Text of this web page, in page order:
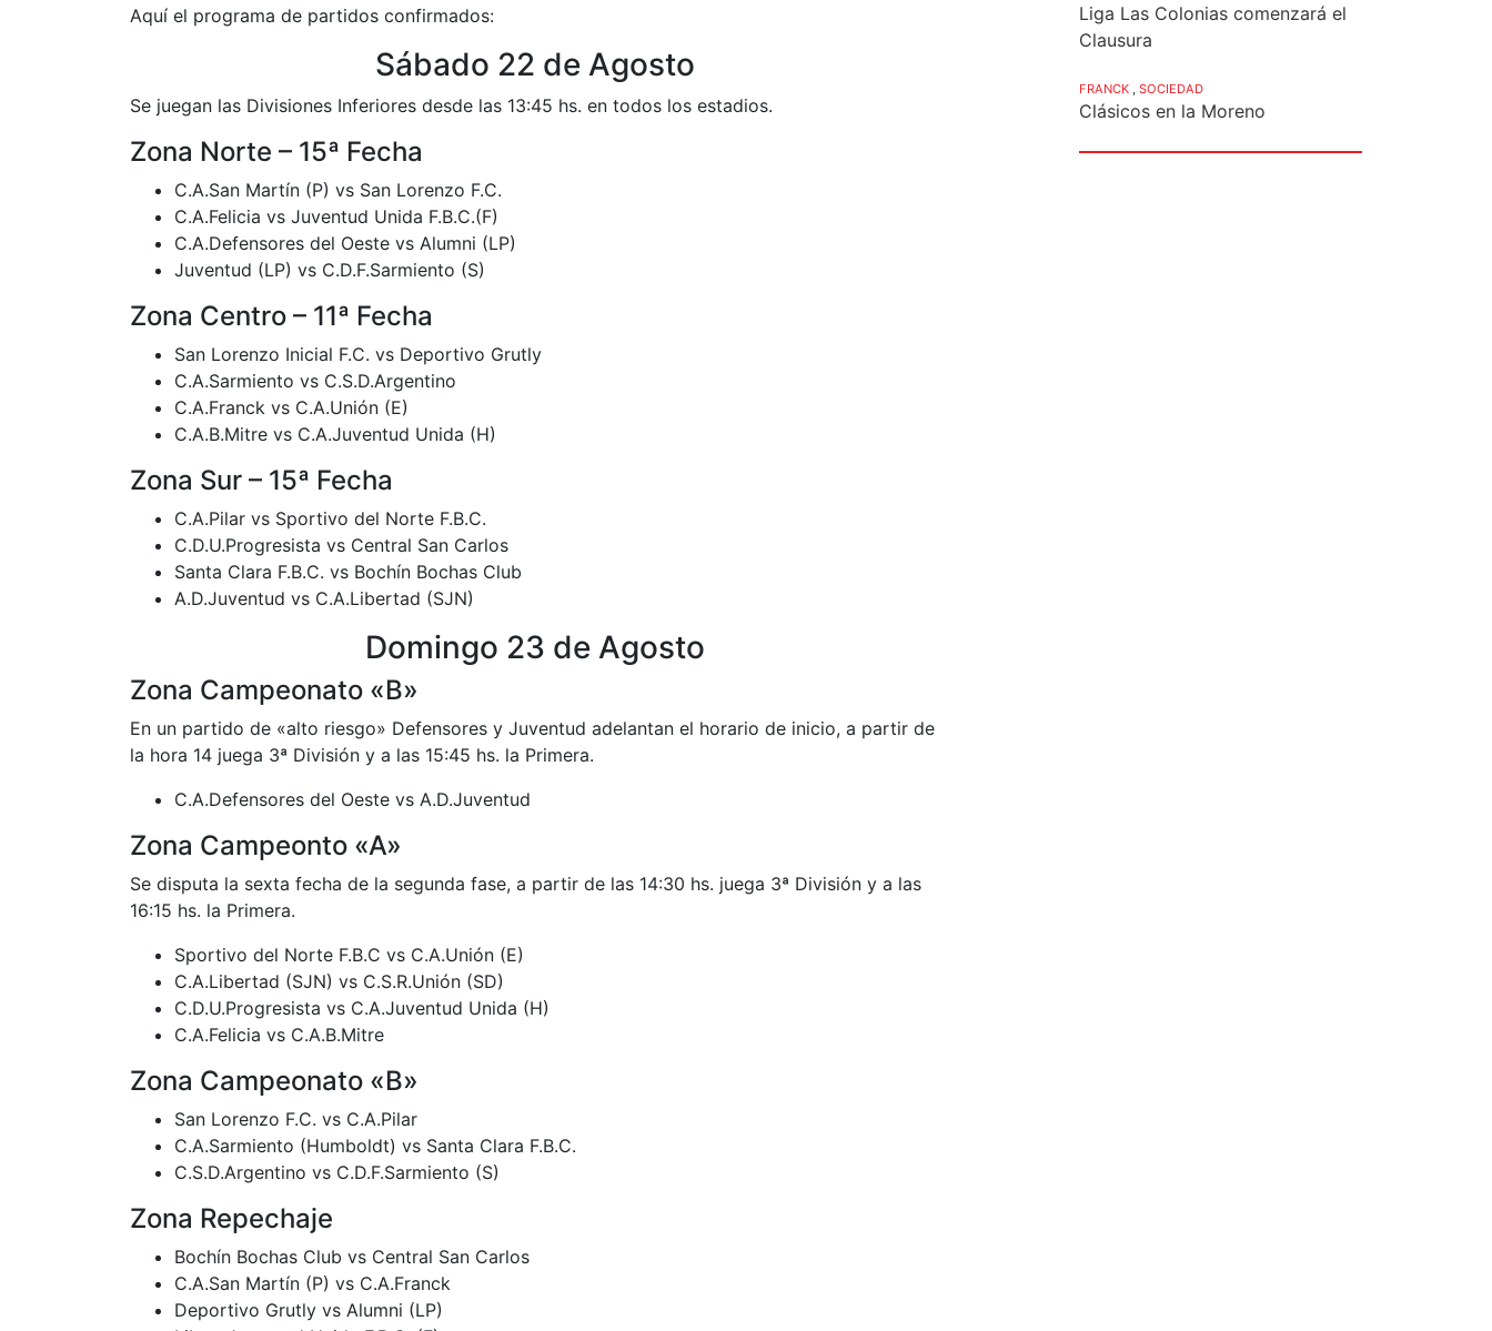
Aquí el programa de partidos confirmados:
Sábado 22 de Agosto
Se juegan las Divisiones Inferiores desde las 13:45 hs. en todos los estadios.
Zona Norte – 15ª Fecha
C.A.San Martín (P) vs San Lorenzo F.C.
C.A.Felicia vs Juventud Unida F.B.C.(F)
C.A.Defensores del Oeste vs Alumni (LP)
Juventud (LP) vs C.D.F.Sarmiento (S)
Zona Centro – 11ª Fecha
San Lorenzo Inicial F.C. vs Deportivo Grutly
C.A.Sarmiento vs C.S.D.Argentino
C.A.Franck vs C.A.Unión (E)
C.A.B.Mitre vs C.A.Juventud Unida (H)
Zona Sur – 15ª Fecha
C.A.Pilar vs Sportivo del Norte F.B.C.
C.D.U.Progresista vs Central San Carlos
Santa Clara F.B.C. vs Bochín Bochas Club
A.D.Juventud vs C.A.Libertad (SJN)
Domingo 23 de Agosto
Zona Campeonato «B»
En un partido de «alto riesgo» Defensores y Juventud adelantan el horario de inicio, a partir de
la hora 14 juega 3ª División y a las 15:45 hs. la Primera.
C.A.Defensores del Oeste vs A.D.Juventud
Zona Campeonto «A»
Se disputa la sexta fecha de la segunda fase, a partir de las 14:30 hs. juega 3ª División y a las
16:15 hs. la Primera.
Sportivo del Norte F.B.C vs C.A.Unión (E)
C.A.Libertad (SJN) vs C.S.R.Unión (SD)
C.D.U.Progresista vs C.A.Juventud Unida (H)
C.A.Felicia vs C.A.B.Mitre
Zona Campeonato «B»
San Lorenzo F.C. vs C.A.Pilar
C.A.Sarmiento (Humboldt) vs Santa Clara F.B.C.
C.S.D.Argentino vs C.D.F.Sarmiento (S)
Zona Repechaje
Bochín Bochas Club vs Central San Carlos
C.A.San Martín (P) vs C.A.Franck
Deportivo Grutly vs Alumni (LP)
Liga Las Colonias comenzará el
Clausura
FRANCK SOCIEDAD
Clásicos en la Moreno